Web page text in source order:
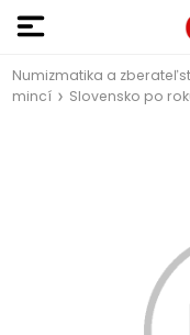
Numizmatika a
mincí
Slovensko po